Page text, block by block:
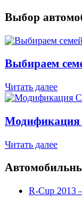
Выбор
Выбираем
Читать далее
Модификация
Читать далее
R-Cup 2013